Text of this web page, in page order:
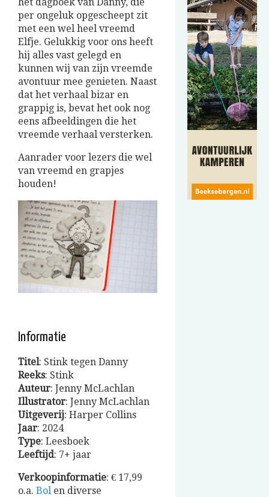
per ongeluk opgescheept zit
met een wel heel vreemd
Elfje. Gelukkig voor ons heeft
hij alles vast gelegd en
kunnen wij van zijn vreemde
avontuur mee genieten. Naast
dat het verhaal bizar en
grappig is, bevat het ook nog
eens afbeeldingen die het
vreemde verhaal versterken.
Aanrader voor lezers die wel
van vreemd en grapjes
houden!
Informatie
Titel: Stink tegen Danny
Reeks: Stink
Auteur: Jenny McLachlan
Illustrator: Jenny McLachlan
Uitgeverij: Harper Collins
Jaar: 2024
Type: Leesboek
Leeftijd: 7+ jaar
Verkoopinformatie: € 17,99
o.a. Bol en diverse